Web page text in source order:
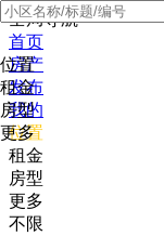
全局导航
首页
房产
发布
我的
位置
租金
房型
更多
位置
租金
房型
更多
不限